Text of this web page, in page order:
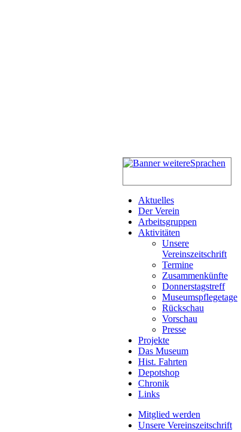
Aktuelles
Der Verein
Arbeitsgruppen
Aktivitäten
Unsere
Vereinszeitschrift
Termine
Zusammenkünfte
Donnerstagstreff
Museumspflegetage
Rückschau
Vorschau
Presse
Projekte
Das Museum
Hist. Fahrten
Depotshop
Chronik
Links
Mitglied werden
Unsere Vereinszeitschrift